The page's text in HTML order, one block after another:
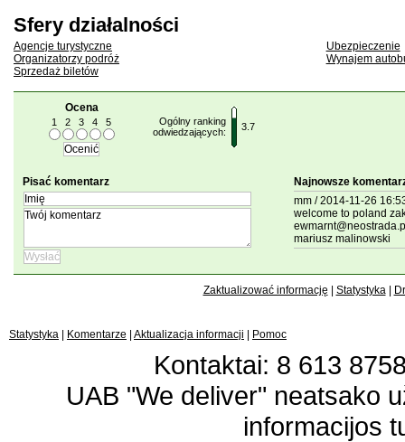
Sfery działalności
Agencje turystyczne
Organizatorzy podróż
Sprzedaż biletów
Ubezpieczenie
Wynajem
Ocena
1 2 3 4 5
Ogólny ranking
odwiedzających:
3.7
Pisać komentarz
Najnowsze
mm / 2014-11-26
welcome to poland
mariusz malinowski
Zaktualizować informację Statystyka|
Statystyka Komentarze Aktualizacja informacji Pomoc
Kontaktai: 8 613
UAB "We deliver" neatsako
informacijos